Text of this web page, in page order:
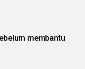
membantu